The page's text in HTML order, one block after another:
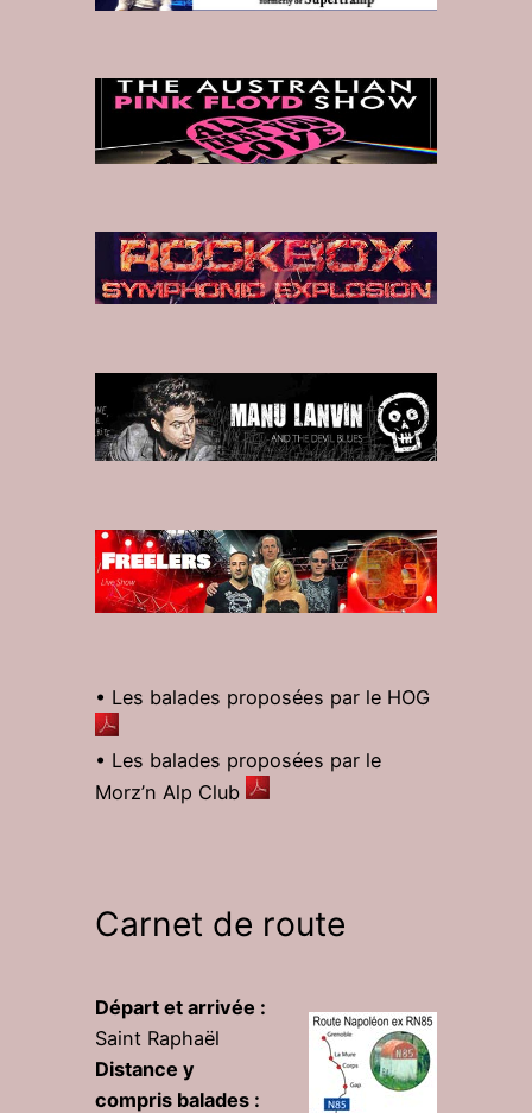
• Les balades proposées par le HOG
• Les balades proposées par le
Morz’n Alp Club
Carnet de route
Départ et arrivée :
Saint Raphaël
Distance y
compris balades :